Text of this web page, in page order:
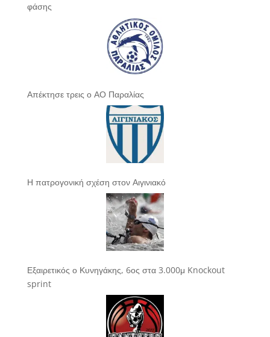
φάσης
Απέκτησε τρεις ο ΑΟ Παραλίας
Η πατρογονική σχέση στον Αιγινιακό
Εξαιρετικός ο Κυνηγάκης, 6ος στα 3.000μ Knockout
sprint